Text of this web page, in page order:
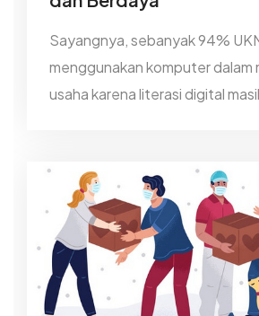
Sayangnya, sebanyak 94%
menggunakan komputer dalam
usaha karena literasi digital